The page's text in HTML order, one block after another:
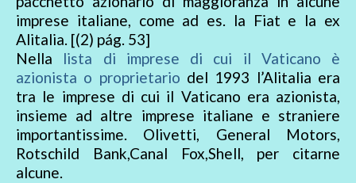
imprese italiane, come ad es. la Fiat e la ex
Alitalia. [(2) pág. 53]
Nella lista di imprese di cui il Vaticano è
azionista o proprietario del 1993 l’Alitalia era
tra le imprese di cui il Vaticano era azionista,
insieme ad altre imprese italiane e straniere
importantissime. Olivetti, General Motors,
Rotschild Bank,Canal Fox,Shell, per citarne
alcune.